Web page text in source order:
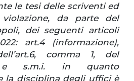
le tesi delle scriventi ed
da parte del
dei seguenti articoli
art.4 (informazione),
comma 1, del
e s.m.i. in quanto
la disciplina degli uffici è